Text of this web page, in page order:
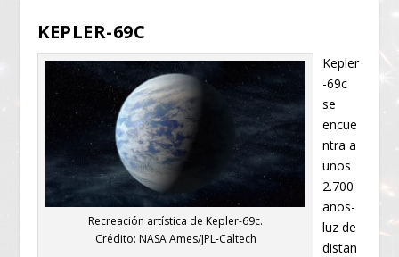
KEPLER-69C
Recreación artística de Kepler-69c.
Crédito: NASA Ames/JPL-Caltech
Kepler
-69c
se
encue
ntra a
unos
2.700
años-
luz de
distan